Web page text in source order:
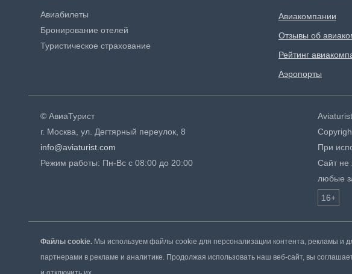
Авиабилеты
Бронирование отелей
Туристическое страхование
Авиакомпании
Отзывы об
Рейтинг
Аэропорты
© АвиаТурист
г. Москва, ул. Дегтярный переулок, 8
info@aviaturist.com
Режим работы: Пн-Вс с 08:00 до 20:00
При
Сайт не
любые
16+
Файлы cookie. Мы используем файлы cookie для персонализации контента, рекламы
партнерами в рекламе и аналитике. Продолжая использовать наш веб-сайт, вы